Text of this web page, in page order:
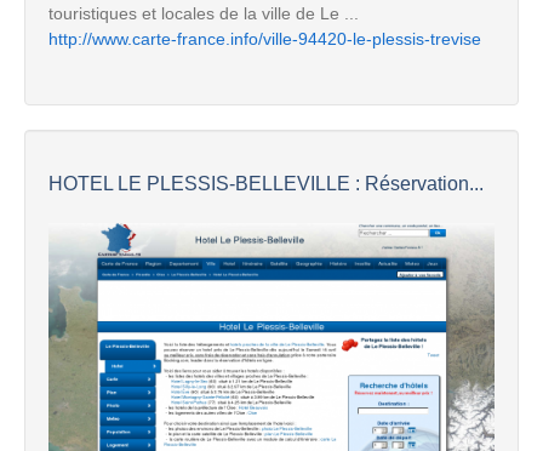
touristiques et locales de la ville de Le ...
http://www.carte-france.info/ville-94420-le-plessis-trevise
HOTEL LE PLESSIS-BELLEVILLE : Réservation...